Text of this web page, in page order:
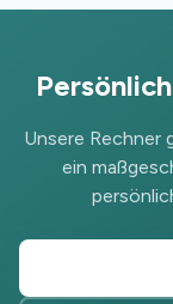
Unsere Rechner
ein